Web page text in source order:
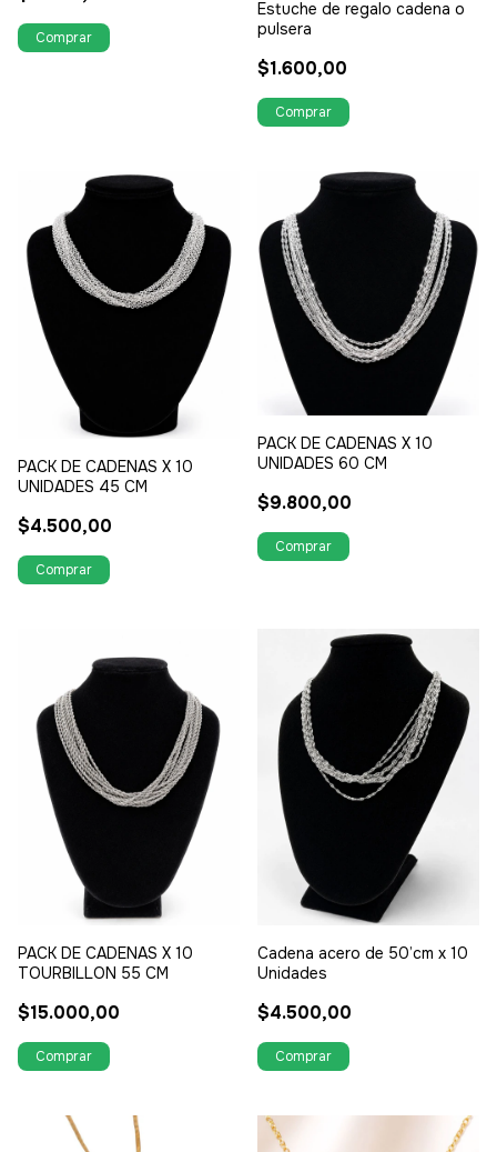
Estuche de regalo cadena o
pulsera
$1.600,00
PACK DE CADENAS X 10
UNIDADES 45 CM
$4.500,00
PACK DE CADENAS X 10
UNIDADES 60 CM
$9.800,00
PACK DE CADENAS X 10
TOURBILLON 55 CM
$15.000,00
Cadena acero de 50’cm x 10
Unidades
$4.500,00